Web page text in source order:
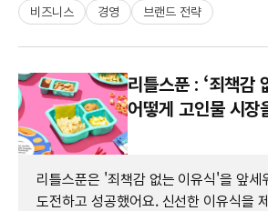
비즈니스 경영 브랜드 전략
리틀스푼 : ‘죄책감
어떻게 고인물 시장
리틀스푼은 '죄책감 없는 이유식'을 앞세
도전하고 성공했어요. 신선한 이유식을